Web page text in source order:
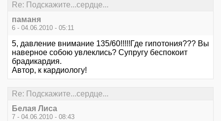
Re: Подскажите...сердце...
паманя
6 - 04.06.2010 - 05:11
5, давление внимание 135/60!!!!!Где гипотония??? Вы
наверное собою увлеклись? Супругу беспокоит
брадикардия.
Автор, к кардиологу!
Re: Подскажите...сердце...
Белая Лиса
7 - 04.06.2010 - 08:43